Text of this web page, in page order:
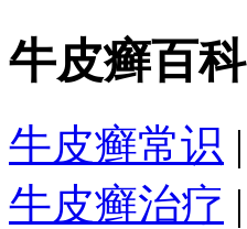
牛皮癣百科
牛皮癣常识 |
牛皮癣治疗 |